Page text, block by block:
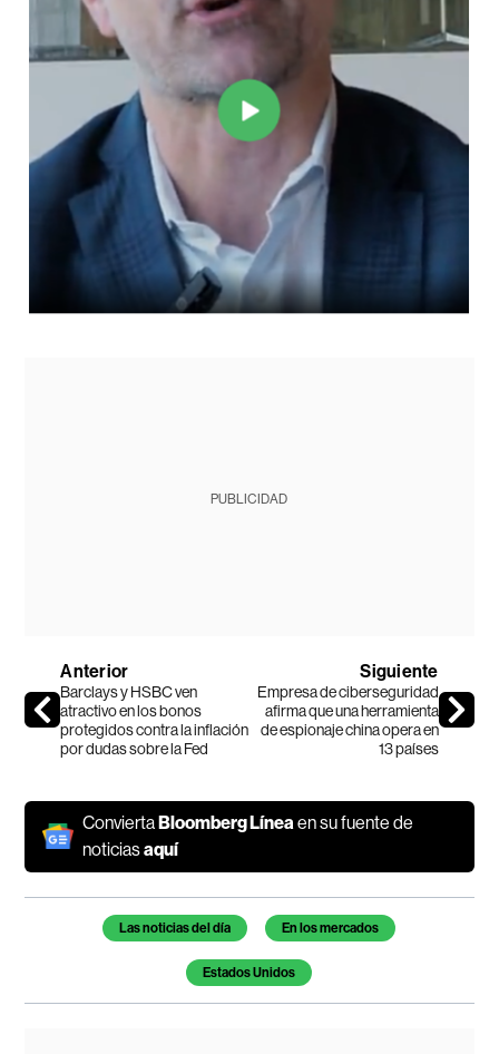
PUBLICIDAD
Anterior
Barclays y HSBC ven
atractivo en los bonos
protegidos contra la inflación
por dudas sobre la Fed
Siguiente
Empresa de ciberseguridad
afirma que una herramienta
de espionaje china opera en
13 países
ConviertaBloomberg Línea en su fuente de
noticiasaquí
Temas de este artículo
Las noticias del día En los mercados
Estados Unidos